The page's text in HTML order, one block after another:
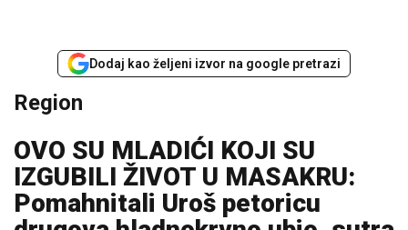
Dodaj kao željeni izvor na google pretrazi
Region
OVO SU MLADIĆI KOJI SU
IZGUBILI ŽIVOT U MASAKRU:
Pomahnitali Uroš petoricu